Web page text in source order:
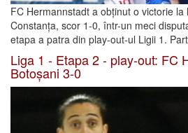
FC Hermannstadt a obținut o victorie
Constanța, scor 1-0, într-un meci
etapa a patra din play-out-ul Ligii 1.
Liga 1 - Etapa 2 - play-out: FC
Botoșani 3-0